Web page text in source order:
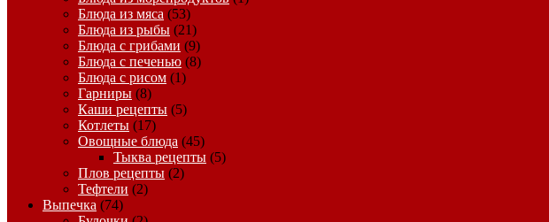
Блюда из мяса (53)
Блюда из рыбы (21)
Блюда с грибами (9)
Блюда с печенью (8)
Блюда с рисом (1)
Гарниры (8)
Каши рецепты (5)
Котлеты (17)
Овощные блюда (45)
Тыква рецепты (5)
Плов рецепты (2)
Тефтели (2)
Выпечка (74)